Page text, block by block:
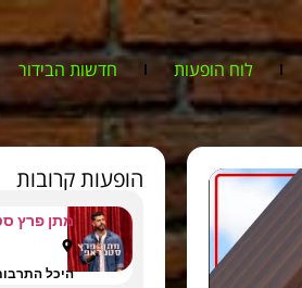
לוח הופעות חדשות הבידור
הופעות קרובות
מתן פרץ
היכל